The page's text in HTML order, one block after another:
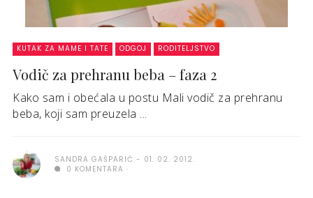
KUTAK ZA MAME I TATE ODGOJ RODITELJSTVO
Vodič za prehranu beba – faza 2
Kako sam i obećala u postu Mali vodič za prehranu
beba, koji sam preuzela ...
SANDRA GAŠPARIĆ
01. 02. 2012.
0 KOMENTARA